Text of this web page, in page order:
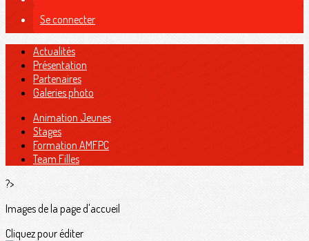
Se connecter
Actualités
Présentation
Partenaires
Galeries photo
Animation Jeunes
Stages
Formation AMFPC
Team Filles
?>
Images de la page d'accueil
Cliquez pour éditer